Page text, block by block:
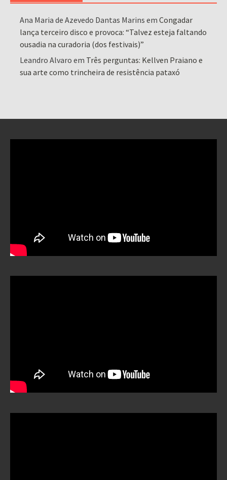
Ana Maria de Azevedo Dantas Marins emCongadar
lança terceiro disco e provoca: “Talvez esteja faltando
ousadia na curadoria (dos festivais)”
Leandro Alvaro em Três perguntas: Kellven Praiano e
sua arte como trincheira de resistência pataxó